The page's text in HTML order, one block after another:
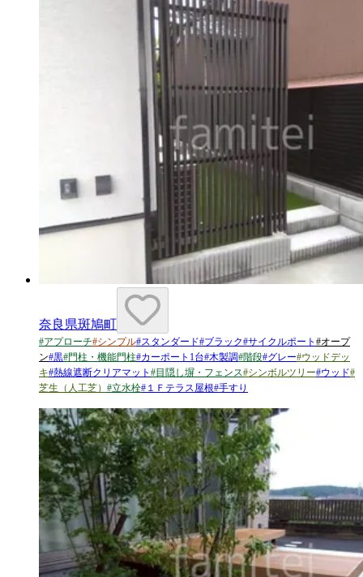
奈良県斑鳩町
#アプローチ#シンプル#スタンダード#ブラック#サイクルポート #オープ
ン#黒#門柱・機能門柱#カーポート1台#木製調#階段#グレー#ウッドデッ
キ#熱線遮断クリアマット #目隠し塀・フェンス#シンボルツリー#ウッド#
芝生（人工芝） #立水栓# １Ｆテラス屋根#手すり